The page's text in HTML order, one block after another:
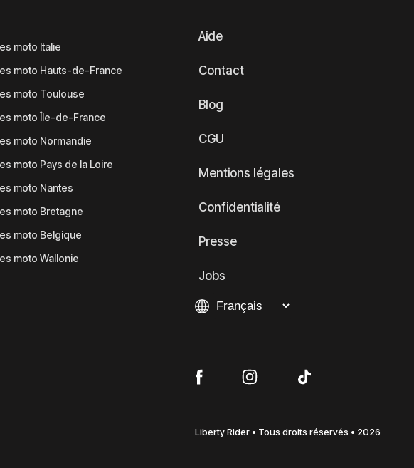
moto Italie
moto Hauts-de-France
moto Toulouse
moto Île-de-France
moto Normandie
moto Pays de la Loire
moto Nantes
moto Bretagne
moto Belgique
moto Wallonie
Aide
Contact
Blog
CGU
Mentions légales
Confidentialité
Presse
Jobs
Liberty Rider • Tous droits réservés • 2026